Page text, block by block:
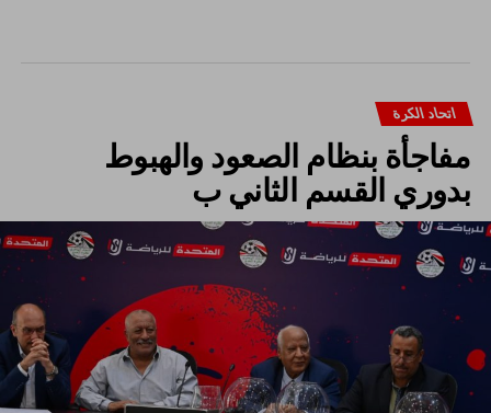
اتحاد الكرة
مفاجأة بنظام الصعود والهبوط
بدوري القسم الثاني ب